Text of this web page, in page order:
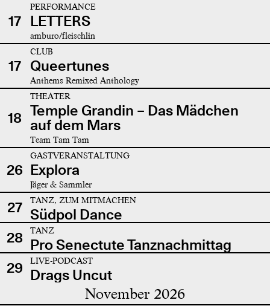
17
PERFORMANCE
LETTERS
amburo/fleischlin
17
CLUB
Queertunes
Anthems Remixed Anthology
18
THEATER
Temple Grandin – Das Mädchen
auf dem Mars
Team Tam Tam
26
GASTVERANSTALTUNG
Explora
Jäger & Sammler
27 TANZ, ZUM MITMACHEN
Südpol Dance
28
TANZ
Pro Senectute Tanznachmittag
29
LIVE-PODCAST
Drags Uncut
November 2026